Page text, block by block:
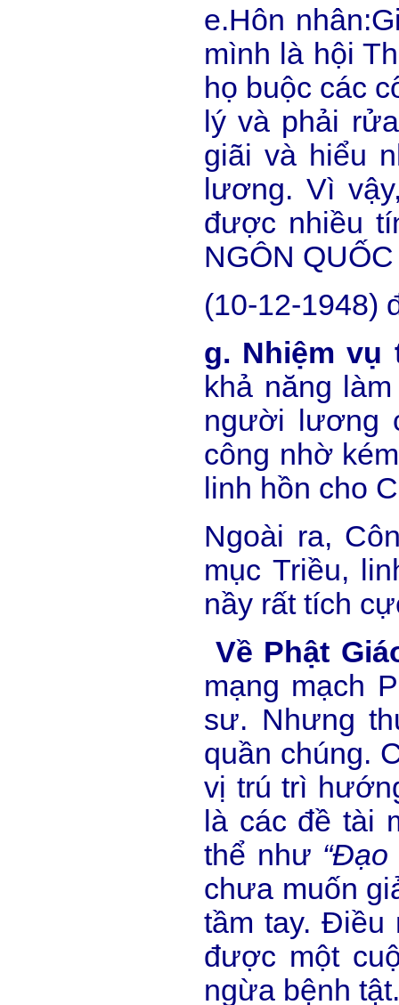
e.Hôn
mình là hội
họ buộc các
lý và phải
giãi và hiểu
lương. Vì
được nhiều
NGÔN
(10-12-1948)
g. Nhiệm
khả năng
người lương
công nhờ
linh hồn cho
Ngoài ra,
mục Triều,
nầy rất tích
Về Phật
mạng mạch
sư. Nhưng
quần chúng.
vị trú trì
là các đề tài
thể như
chưa muốn
tầm tay. Điều
được một
ngừa bệnh tật.